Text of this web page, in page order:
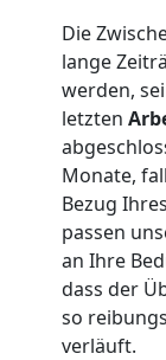
Die
lange
werden,
letzten
Monate,
Bezug
passen
an Ihre
dass der
so
verläuft.